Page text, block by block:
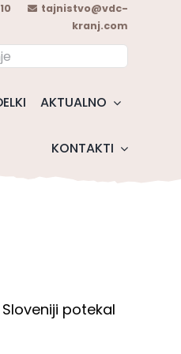
tajnistvo@vdc-
kranj.com
AKTUALNO
KONTAKTI
potekal